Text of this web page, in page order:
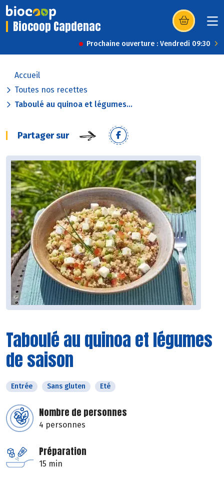
Biocoop Capdenac (s’ouvre dans
Prochaine ouverture : Vendredi 09:30
Accueil
Toutes nos recettes
Taboulé au quinoa et légumes...
Partager sur
Taboulé au quinoa et légumes
de saison
Entrée Sans gluten Eté
Nombre de personnes
4 personnes
Préparation
15 min